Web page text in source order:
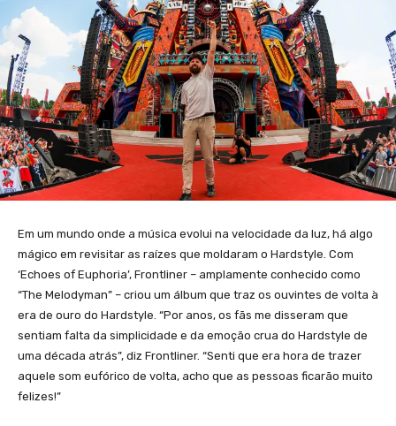
Em um mundo onde a música evolui na velocidade da luz, há algo
mágico em revisitar as raízes que moldaram o Hardstyle. Com
‘Echoes of Euphoria’, Frontliner – amplamente conhecido como
“The Melodyman” – criou um álbum que traz os ouvintes de volta à
era de ouro do Hardstyle. “Por anos, os fãs me disseram que
sentiam falta da simplicidade e da emoção crua do Hardstyle de
uma década atrás”, diz Frontliner. “Senti que era hora de trazer
aquele som eufórico de volta, acho que as pessoas ficarão muito
felizes!”